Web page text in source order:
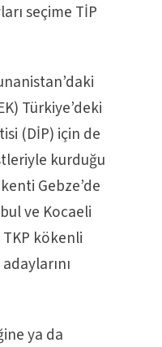
seçime TİP
Türkiye’deki
(DİP) için de
kurduğu
Gebze’de
ve Kocaeli
kökenli
ya da